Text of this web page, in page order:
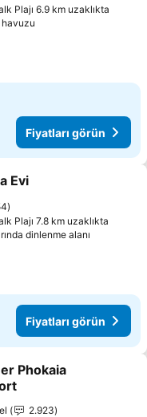
Plajı 6.9 km uzaklıkta
havuzu
Fiyatları görün
ekle
Evi
Plajı 7.8 km uzaklıkta
dinlenme alanı
Fiyatları görün
ekle
Phokaia
2.923